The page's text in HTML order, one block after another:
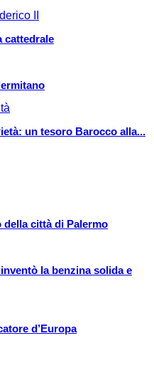
cattedrale
un tesoro Barocco alla...
città di Palermo
la benzina solida e
d’Europa